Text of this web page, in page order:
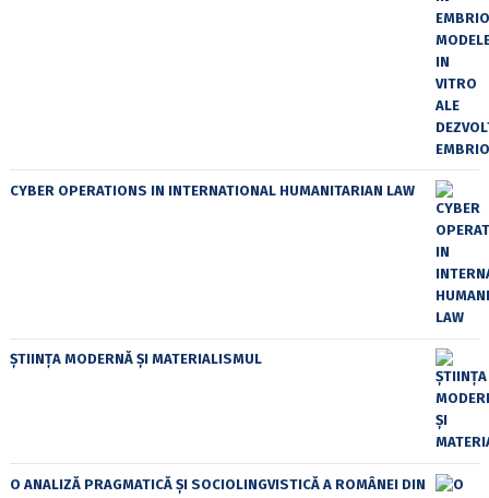
CYBER OPERATIONS IN INTERNATIONAL HUMANITARIAN LAW
ȘTIINȚA MODERNĂ ȘI MATERIALISMUL
O ANALIZĂ PRAGMATICĂ ȘI SOCIOLINGVISTICĂ A ROMÂNEI DIN